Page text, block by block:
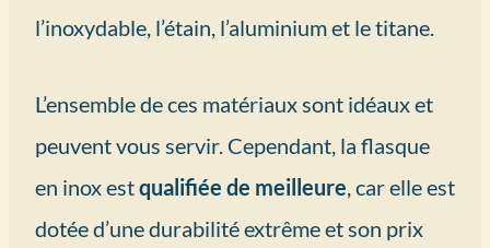
l’inoxydable, l’étain, l’aluminium et le titane.
L’ensemble de ces matériaux sont idéaux et
peuvent vous servir. Cependant, la flasque
en inox estqualifiée de meilleure , car elle est
dotée d’une durabilité extrême et son prix